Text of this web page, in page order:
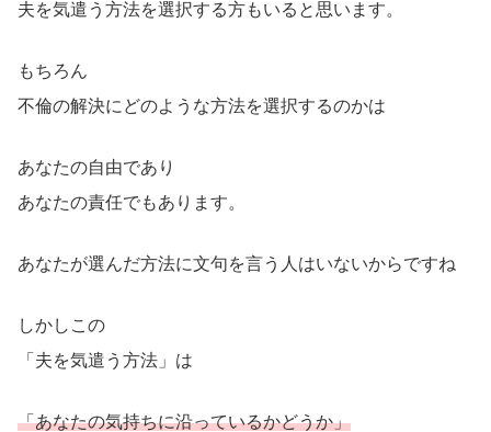
夫を気遣う方法を選択する方もいると思います。
もちろん
不倫の解決にどのような方法を選択するのかは
あなたの自由であり
あなたの責任でもあります。
あなたが選んだ方法に文句を言う人はいないからですね
しかしこの
「夫を気遣う方法」は
「あなたの気持ちに沿っているかどうか」